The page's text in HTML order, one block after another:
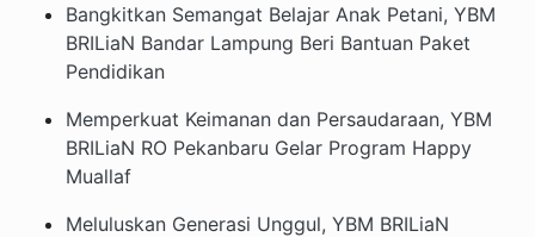
Bangkitkan Semangat Belajar Anak Petani, YBM
BRILiaN Bandar Lampung Beri Bantuan Paket
Pendidikan
Memperkuat Keimanan dan Persaudaraan, YBM
BRILiaN RO Pekanbaru Gelar Program Happy
Muallaf
Meluluskan Generasi Unggul, YBM BRILiaN